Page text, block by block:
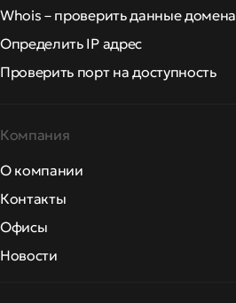
Whois – проверить данные домена
Определить IP адрес
Проверить порт на доступность
Компания
О компании
Контакты
Офисы
Новости